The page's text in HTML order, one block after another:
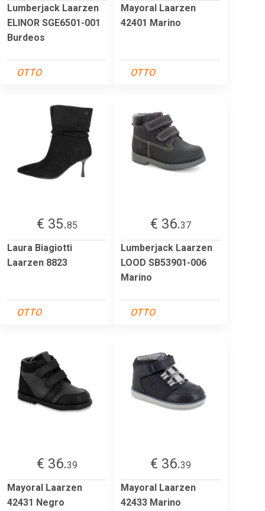
Lumberjack Laarzen
ELINOR SGE6501-001
Burdeos
OTTO
Mayoral Laarzen
42401 Marino
OTTO
€ 35.85
Laura Biagiotti
Laarzen 8823
OTTO
€ 36.37
Lumberjack Laarzen
LOOD SB53901-006
Marino
OTTO
€ 36.39
Mayoral Laarzen
42431 Negro
€ 36.39
Mayoral Laarzen
42433 Marino